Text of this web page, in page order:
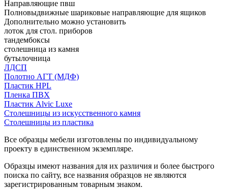
Направляющие пвш
Полновыдвижные шариковые направляющие для ящиков
Дополнительно можно установить
лоток для стол. приборов
тандембоксы
столешница из камня
бутылочница
ЛДСП
Полотно АГТ (МДФ)
Пластик HPL
Пленка ПВХ
Пластик Alvic Luxe
Столешницы из искусственного камня
Столешницы из пластика
Все образцы мебели изготовлены по индивидуальному
проекту в единственном экземпляре.
Образцы имеют названия для их различия и более быстрого
поиска по сайту, все названия образцов не являются
зарегистрированным товарным знаком.